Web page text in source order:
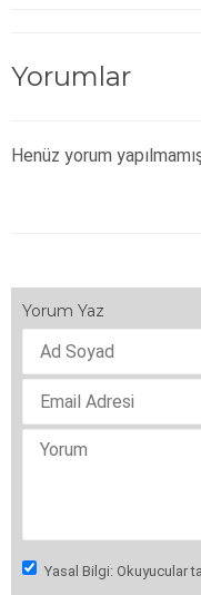
Yorumlar
Henüz yorum
Yorum Yaz
Yasal Bilgi: Okuyucular